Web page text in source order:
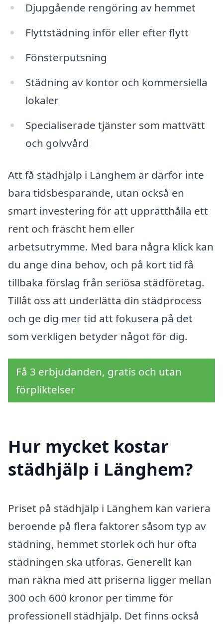
Djupgående rengöring av hemmet
Flyttstädning inför eller efter flytt
Fönsterputsning
Städning av kontor och kommersiella
lokaler
Specialiserade tjänster som mattvätt
och golvvård
Att få städhjälp i Länghem är därför inte
bara tidsbesparande, utan också en
smart investering för att upprätthålla ett
rent och fräscht hem eller
arbetsutrymme. Med bara några klick kan
du ange dina behov, och på kort tid få
tillbaka förslag från seriösa städföretag.
Tillåt oss att underlätta din städprocess
och ge dig mer tid att fokusera på det
som verkligen betyder något för dig.
Få 3 erbjudanden, gratis och utan
förpliktelser
Hur mycket kostar
städhjälp i Länghem?
Priset på städhjälp i Länghem kan variera
beroende på flera faktorer såsom typ av
städning, hemmet storlek och hur ofta
städningen ska utföras. Generellt kan
man räkna med att priserna ligger mellan
300 och 600 kronor per timme för
professionell städhjälp. Det finns också